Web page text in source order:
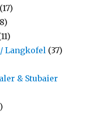
(17)
Langkofel (37)
& Stubaier